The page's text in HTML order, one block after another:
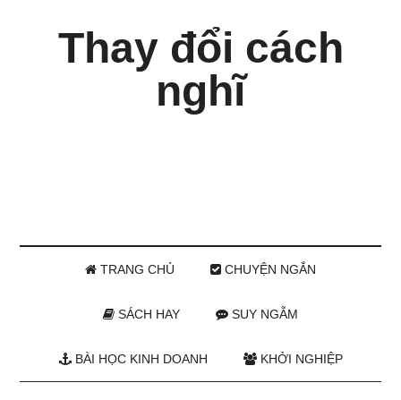
Thay đổi cách
nghĩ
TRANG CHỦ CHUYỆN NGẮN
SÁCH HAY SUY NGẪM
BÀI HỌC KINH DOANH KHỞI NGHIỆP